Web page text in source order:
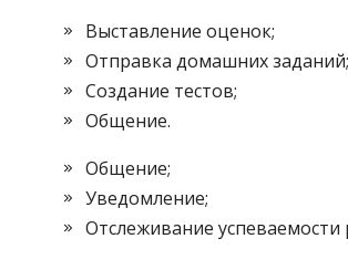
Выставление оценок;
Отправка домашних заданий;
Создание тестов;
Общение.
Общение;
Уведомление;
Отслеживание успеваемости